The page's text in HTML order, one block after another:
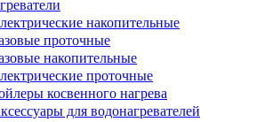
накопительные
проточные
накопительные
проточные
косвенного нагрева
для водонагревателей